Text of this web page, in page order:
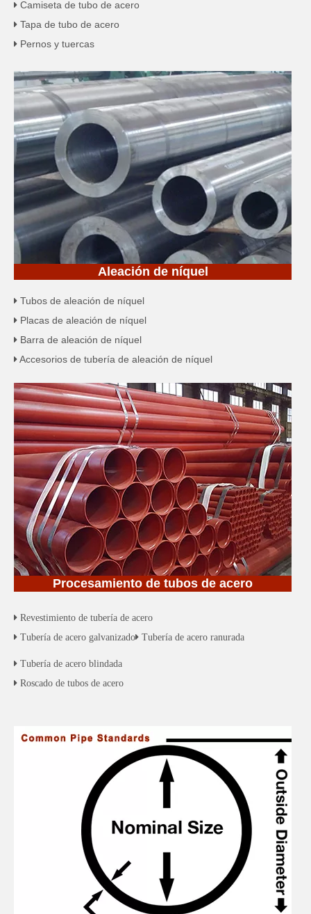
 Camiseta de tubo de acero
 Tapa de tubo de acero
 Pernos y tuercas
Aleación de níquel
 Tubos de aleación de níquel
 Placas de aleación de níquel
 Barra de aleación de níquel
 Accesorios de tubería de aleación de níquel
Procesamiento de tubos de acero
 Revestimiento de tubería de acero
 Tubería de acero galvanizado Tubería de acero ranurada
 Tubería de acero blindada
 Roscado de tubos de acero